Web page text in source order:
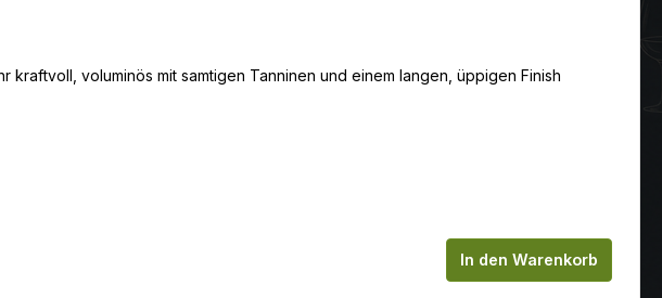
kraftvoll, voluminös mit samtigen Tanninen und einem langen, üppigen Finish
die Schaltflächen um die Anzahl zu erhöhen oder
In den Warenkorb